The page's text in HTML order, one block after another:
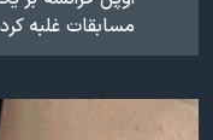
مسابقات غلبه